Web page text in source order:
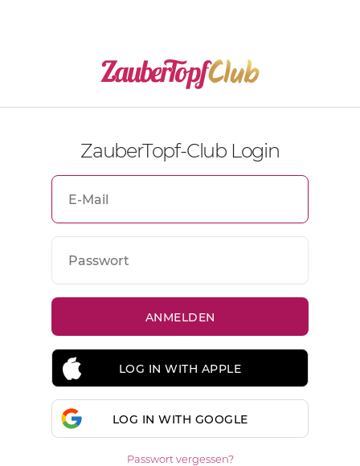
ZauberTopf-Club Login
LOG IN WITH APPLE
LOG IN WITH GOOGLE
Passwort vergessen?